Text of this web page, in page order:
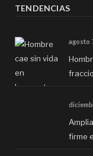
TENDENCIAS
agosto
firme